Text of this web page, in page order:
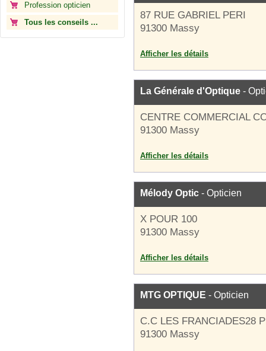
Profession opticien
Tous les conseils ...
87 RUE GABRIEL PERI
91300 Massy
Afficher les détails
La Générale d'Optique -
CENTRE COMMERCIAL
91300 Massy
Afficher les détails
Mélody Optic - Opticien
X POUR 100
91300 Massy
Afficher les détails
MTG OPTIQUE - Opticien
C.C LES FRANCIADES28
91300 Massy